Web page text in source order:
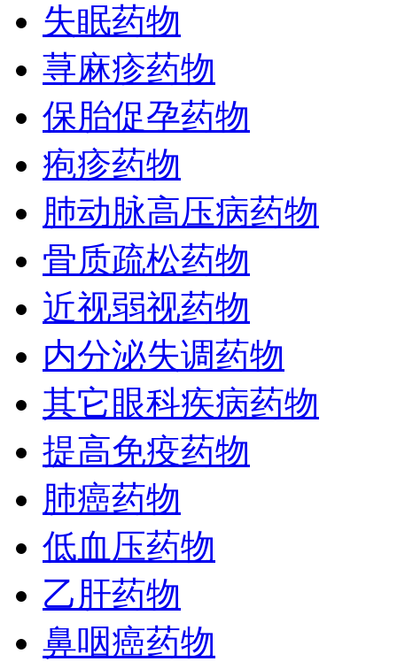
失眠药物
荨麻疹药物
保胎促孕药物
疱疹药物
肺动脉高压病药物
骨质疏松药物
近视弱视药物
内分泌失调药物
其它眼科疾病药物
提高免疫药物
肺癌药物
低血压药物
乙肝药物
鼻咽癌药物